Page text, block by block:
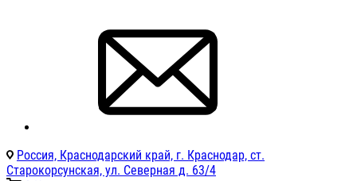
Россия, Краснодарский край, г. Краснодар, ст.
Старокорсунская, ул. Северная д. 63/4